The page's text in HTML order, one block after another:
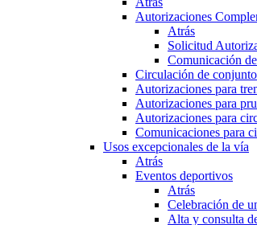
Autorizaciones
Atrás
Solicitud
Comunicación
Circulación de
Autorizaciones para
Autorizaciones para
Autorizaciones para
Comunicaciones para
Usos excepcionales de la vía
Atrás
Eventos deportivos
Atrás
Celebración de
Alta y consulta